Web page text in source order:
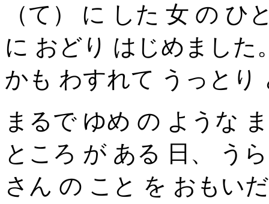
（て） に した 女 の ひ
に おどり はじめました
かも わすれて うっとり
まるで ゆめ の ような
ところ が ある 日、 う
さん の こと を おもい